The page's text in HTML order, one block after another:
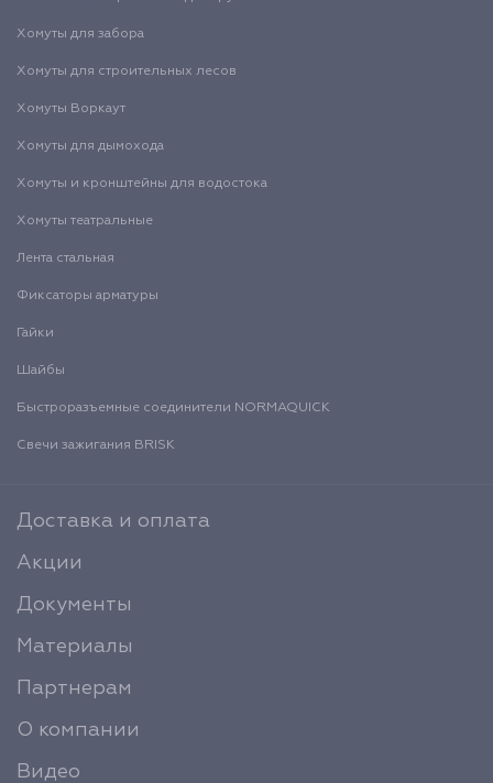
Хомуты для забора
Хомуты для строительных лесов
Хомуты Воркаут
Хомуты для дымохода
Хомуты и кронштейны для водостока
Хомуты театральные
Лента стальная
Фиксаторы арматуры
Гайки
Шайбы
Быстроразъемные соединители NORMAQUICK
Свечи зажигания BRISK
Доставка и оплата
Акции
Документы
Материалы
Партнерам
О компании
Видео